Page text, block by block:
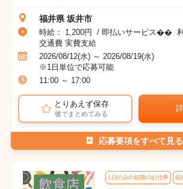
福井県 坂井市
時給： 1,200円 / 即払いサービス��
交通費 実費支給
2026/08/12(水) ～ 2026/08/19(水)
※1日単位で応募可能
11:00 ～ 17:00
とりあえず保存
後でまとめてみる
応募要項をすべて見る
1日のみの短期のお仕事 紹